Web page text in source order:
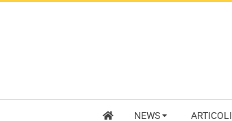
NEWS ARTICOLI